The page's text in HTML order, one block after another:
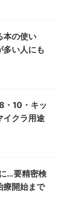
本の使い
多い人にも
・10・キッ
イクラ用途
…要精密検
療開始まで